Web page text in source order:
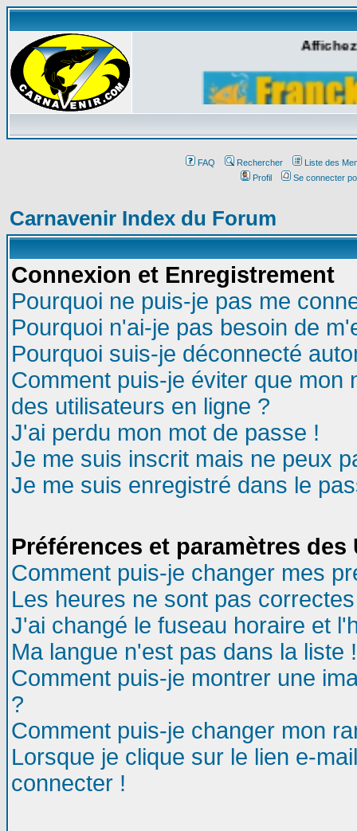
FAQ Rechercher
Liste des
Profil
Se connecter
Carnavenir Index du Forum
Connexion et Enregistrement
Pourquoi ne puis-je pas me
Pourquoi n'ai-je pas besoin de
Pourquoi suis-je déconnecté
Comment puis-je éviter que mon
des utilisateurs en ligne ?
J'ai perdu mon mot de passe !
Je me suis inscrit mais ne peux
Je me suis enregistré dans le
Préférences et paramètres
Comment puis-je changer mes
Les heures ne sont pas
J'ai changé le fuseau horaire et
Ma langue n'est pas dans la liste !
Comment puis-je montrer une
?
Comment puis-je changer mon
Lorsque je clique sur le lien e-
connecter !